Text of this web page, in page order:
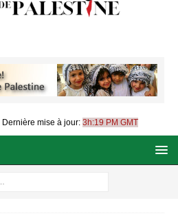
Dernière mise à jour: 3h:19 PM GMT